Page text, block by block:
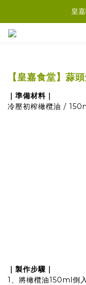
皇
【皇嘉食堂】蒜
｜準備材料｜
冷壓初榨橄欖油 /
｜製作步驟｜
1、將橄欖油150ml倒